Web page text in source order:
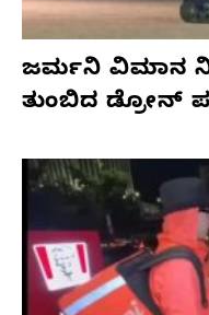
ಜರ್ಮನಿ ವಿಮಾನ
ತುಂಬಿದ ಡ್ರೋನ್